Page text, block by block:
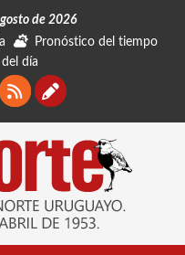
de 2026
Pronóstico del tiempo
día
RSSContáctanos